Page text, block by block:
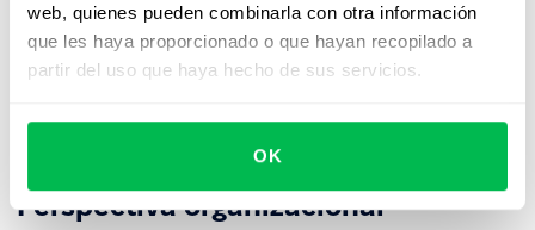
web, quienes pueden combinarla con otra información
que les haya proporcionado o que hayan recopilado a
partir del uso que haya hecho de sus servicios.
OK
o los equipos tienen oportunidades desiguales para
alcanzar sus metas,pueden surgir sentimientos de
injusticia y una reducción en compromiso. Cuando la
sentada, pierde su poder motivador.
Perspectiva organizacional